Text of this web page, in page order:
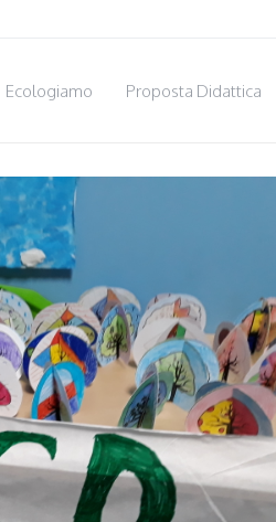
Ecologiamo Proposta Didattica